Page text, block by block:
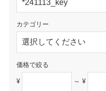
カテゴリー
価格で絞る
¥ ～ ¥